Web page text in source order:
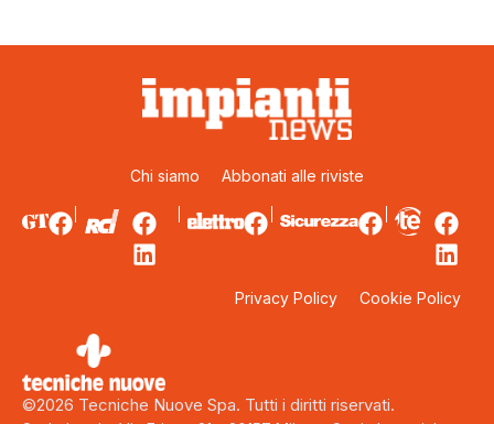
Chi siamo Abbonati alle riviste
Privacy Policy Cookie Policy
©2026 Tecniche Nuove Spa. Tutti i diritti riservati.